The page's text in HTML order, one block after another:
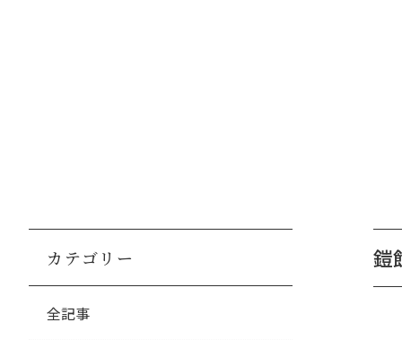
カテゴリー
全記事
鎧